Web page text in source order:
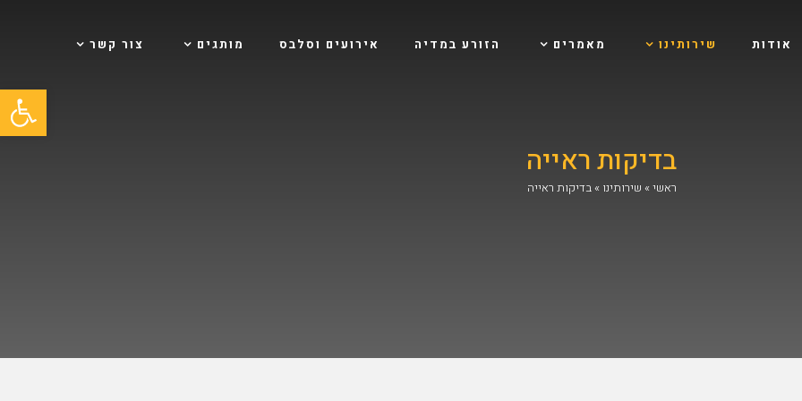
פתח
אודות שירותינו מאמרים הזורע במדיה אירועים וסלבס מותגים צור קשר
בדיקות ראייה
ראשי » שירותינו »בדיקות ראייה